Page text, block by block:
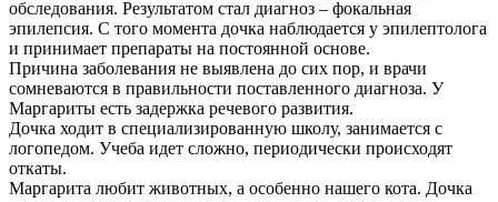
обследования. Результатом стал диагноз – фокальная
эпилепсия. С того момента дочка наблюдается у эпилептолога
и принимает препараты на постоянной основе.
Причина заболевания не выявлена до сих пор, и врачи
сомневаются в правильности поставленного диагноза. У
Маргариты есть задержка речевого развития.
Дочка ходит в специализированную школу, занимается с
логопедом. Учеба идет сложно, периодически происходят
откаты.
Маргарита любит животных, а особенно нашего кота. Дочка